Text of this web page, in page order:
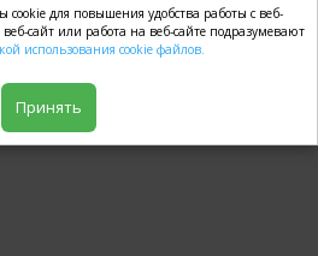
cookie для повышения удобства работы с веб-
сайт или работа на веб-сайте подразумевают
использования cookie файлов.
Принять